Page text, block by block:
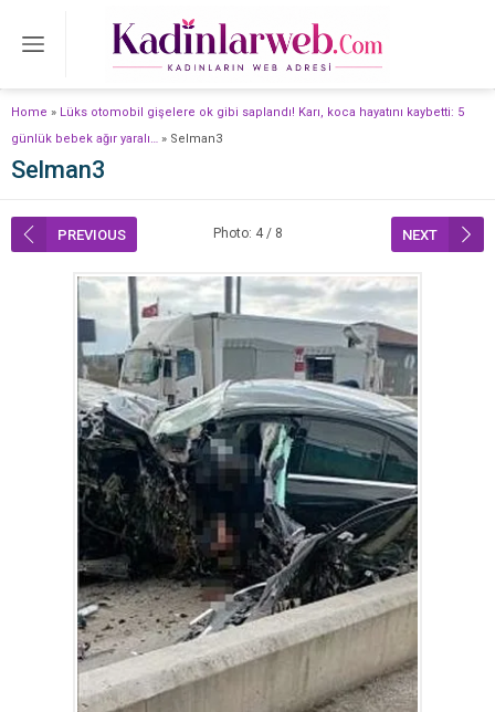
Home » Lüks otomobil gişelere ok gibi saplandı! Karı, koca hayatını kaybetti: 5
günlük bebek ağır yaralı… » Selman3
Selman3
PREVIOUS Photo: 4 / 8 NEXT